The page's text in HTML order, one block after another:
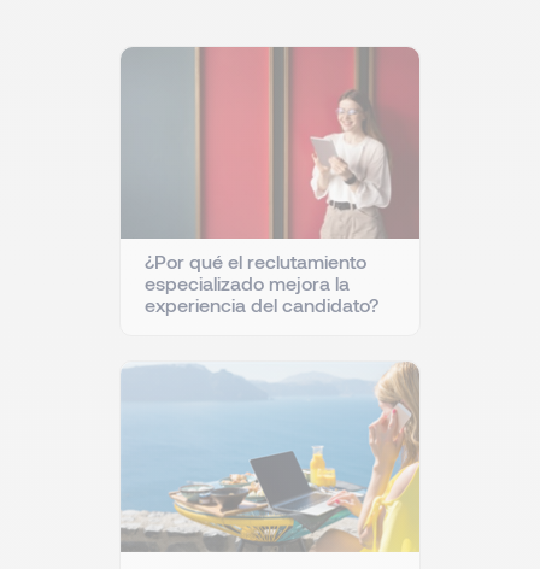
¿Por qué el reclutamiento
especializado mejora la
experiencia del candidato?